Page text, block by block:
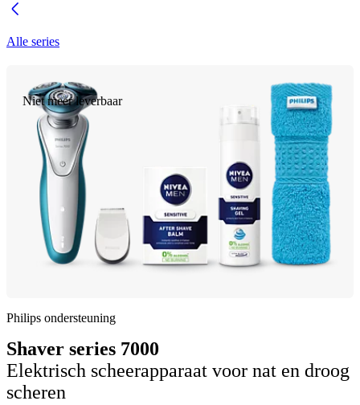
Alle series
Niet meer leverbaar
Philips ondersteuning
Shaver series 7000
Elektrisch scheerapparaat voor nat en droog
scheren